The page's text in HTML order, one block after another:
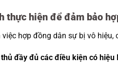
thực hiện để đảm bảo
hợp đồng dân sự bị vô
đầy đủ các điều kiện có hiệu